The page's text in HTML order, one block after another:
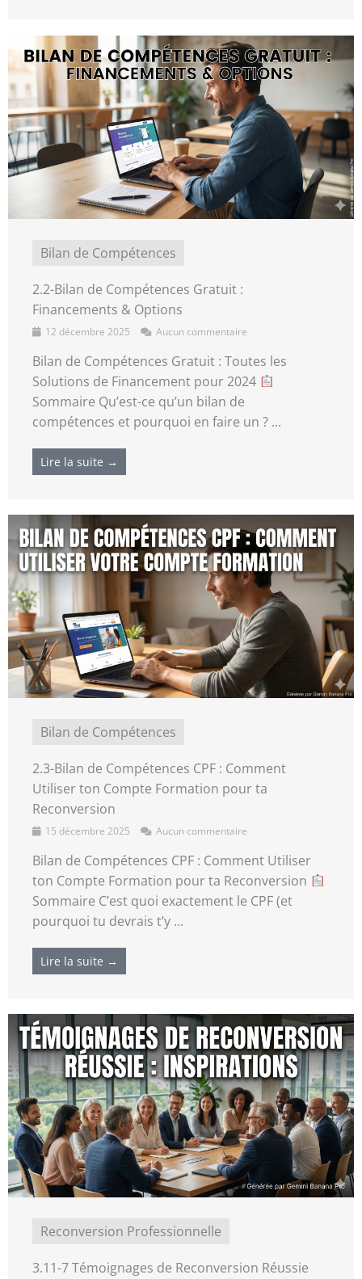
Bilan de Compétences
2.2-Bilan de Compétences Gratuit :
Financements & Options
12 décembre 2025 Aucun commentaire
Bilan de Compétences Gratuit : Toutes les
Solutions de Financement pour 2024
Sommaire Qu’est-ce qu’un bilan de
compétences et pourquoi en faire un ? ...
Lire la suite →
Bilan de Compétences
2.3-Bilan de Compétences CPF : Comment
Utiliser ton Compte Formation pour ta
Reconversion
15 décembre 2025 Aucun commentaire
Bilan de Compétences CPF : Comment Utiliser
ton Compte Formation pour ta Reconversion
Sommaire C’est quoi exactement le CPF (et
pourquoi tu devrais t’y ...
Lire la suite →
Reconversion Professionnelle
3.11-7 Témoignages de Reconversion Réussie